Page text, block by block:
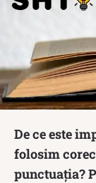
De ce este
folosim
punctuația?